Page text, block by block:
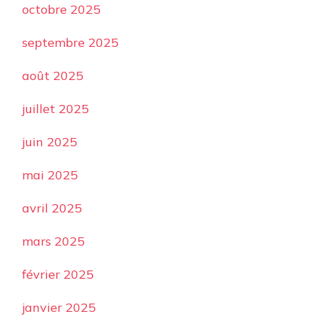
octobre 2025
septembre 2025
août 2025
juillet 2025
juin 2025
mai 2025
avril 2025
mars 2025
février 2025
janvier 2025